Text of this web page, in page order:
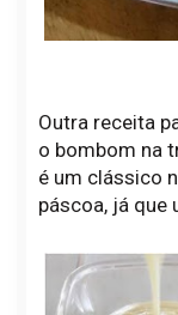
Outra receita
o bombom na
é um clássico
páscoa, já que